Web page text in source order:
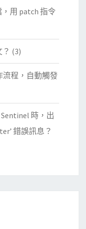
用 patch 指令
(3)
流程，自動觸發
時，出
錯誤訊息？